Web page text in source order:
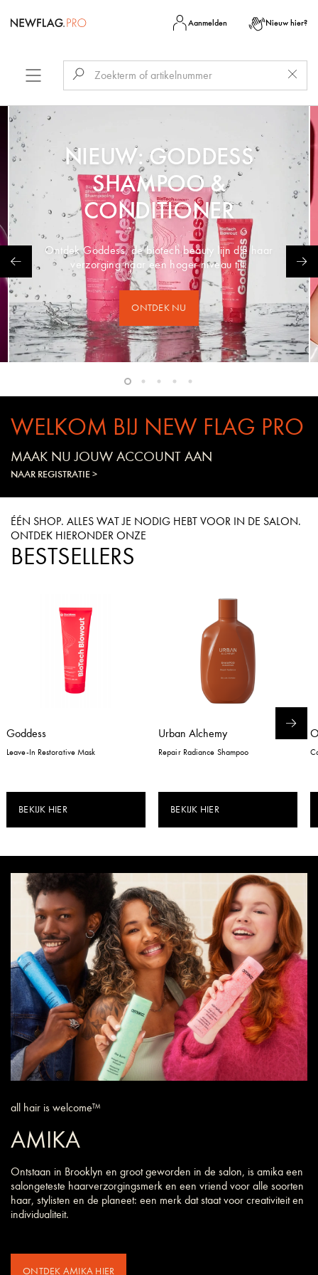
Aanmelden Nieuw hier?
NIEUW: GODDESS
SHAMPOO &
CONDITIONER
Ontdek Goddess, de biotech beauty lijn die haar
verzorging naar een hoger niveau tilt.
ONTDEK NU
WELKOM BIJ NEW FLAG PRO
MAAK NU JOUW ACCOUNT AAN
NAAR REGISTRATIE >
ÉÉN SHOP. ALLES WAT JE NODIG HEBT VOOR IN DE SALON.
ONTDEK HIERONDER ONZE
BESTSELLERS
Goddess
Leave-In Restorative Mask
BEKIJK HIER
Urban Alchemy
Repair Radiance Shampoo
BEKIJK HIER
all hair is welcome™
AMIKA
Ontstaan in Brooklyn en groot geworden in de salon, is amika een
salongeteste haarverzorgings­merk en een vriend voor alle soorten
haar, stylisten en de planeet: een merk dat staat voor creativiteit en
individualiteit.
ONTDEK AMIKA HIER